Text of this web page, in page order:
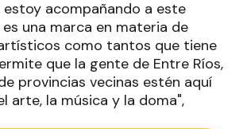
estoy acompañando a este
una marca en materia de
como tantos que tiene
que la gente de Entre Ríos,
provincias vecinas estén aquí
arte, la música y la doma",